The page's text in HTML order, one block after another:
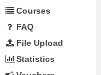
Courses
FAQ
File Upload
Statistics